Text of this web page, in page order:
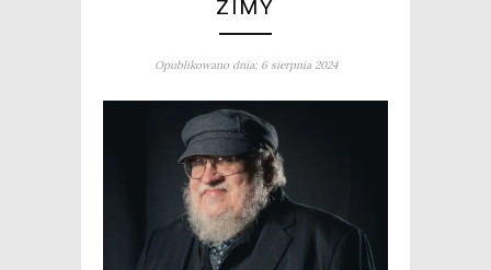
ZIMY
Opublikowano dnia: 6 sierpnia 2024